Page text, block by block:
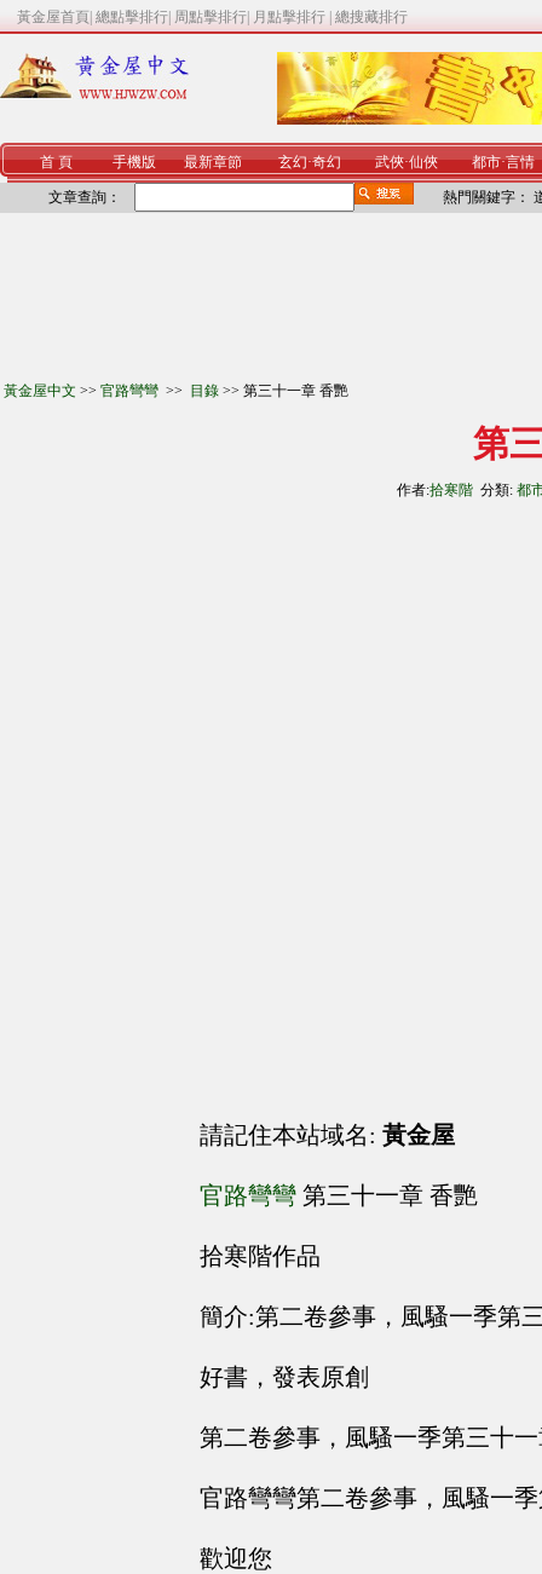
黃金屋首頁 總點擊排行 周點擊排行 月點擊排行 總搜藏排行
首 頁 手機版 最新章節 玄幻·奇幻 武俠·仙俠 都市·言情
文章查詢： 熱門關鍵字：
黃金屋中文 >> 官路彎彎 >> 目錄 >> 第三十一章 香艷
第
作者:拾寒階 分類: 都
請記住本站域名: 黃金屋
官路彎彎 第三十一章 香艷
拾寒階作品
簡介:第二卷參事，風騷一季第
好書，發表原創
第二卷參事，風騷一季第三十
官路彎彎第二卷參事，風騷一
歡迎您